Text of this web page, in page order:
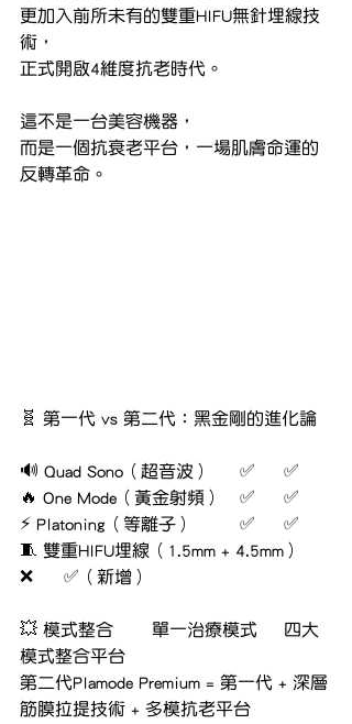
更加入前所未有的雙重HIFU無針埋線技
術，
正式開啟4維度抗老時代。
這不是一台美容機器，
而是一個抗衰老平台，一場肌膚命運的
反轉革命。
🧬 第一代 vs 第二代：黑金剛的進化論
🔊 Quad Sono（超音波）	✅	✅
🔥 One Mode（黃金射頻）	✅	✅
⚡ Platoning（等離子）	✅	✅
🧵 雙重HIFU埋線（1.5mm + 4.5mm）
❌	✅（新增）
💥 模式整合	單一治療模式	四大
模式整合平台
第二代Plamode Premium = 第一代 + 深層
筋膜拉提技術 + 多模抗老平台